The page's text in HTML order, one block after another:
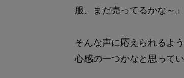
服、まだ売ってるかな～」
そんな声に応えられるよ
心感の一つかなと思ってい